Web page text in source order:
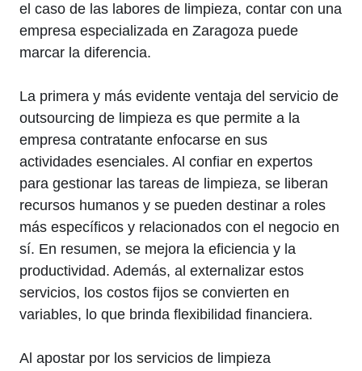
el caso de las labores de limpieza, contar con una
empresa especializada en Zaragoza puede
marcar la diferencia.
La primera y más evidente ventaja del servicio de
outsourcing de limpieza es que permite a la
empresa contratante enfocarse en sus
actividades esenciales. Al confiar en expertos
para gestionar las tareas de limpieza, se liberan
recursos humanos y se pueden destinar a roles
más específicos y relacionados con el negocio en
sí. En resumen, se mejora la eficiencia y la
productividad. Además, al externalizar estos
servicios, los costos fijos se convierten en
variables, lo que brinda flexibilidad financiera.
Al apostar por los servicios de limpieza